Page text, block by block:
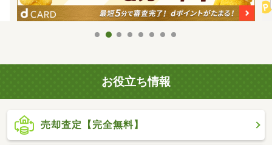
お役立ち情報
売却査定【完全無料】